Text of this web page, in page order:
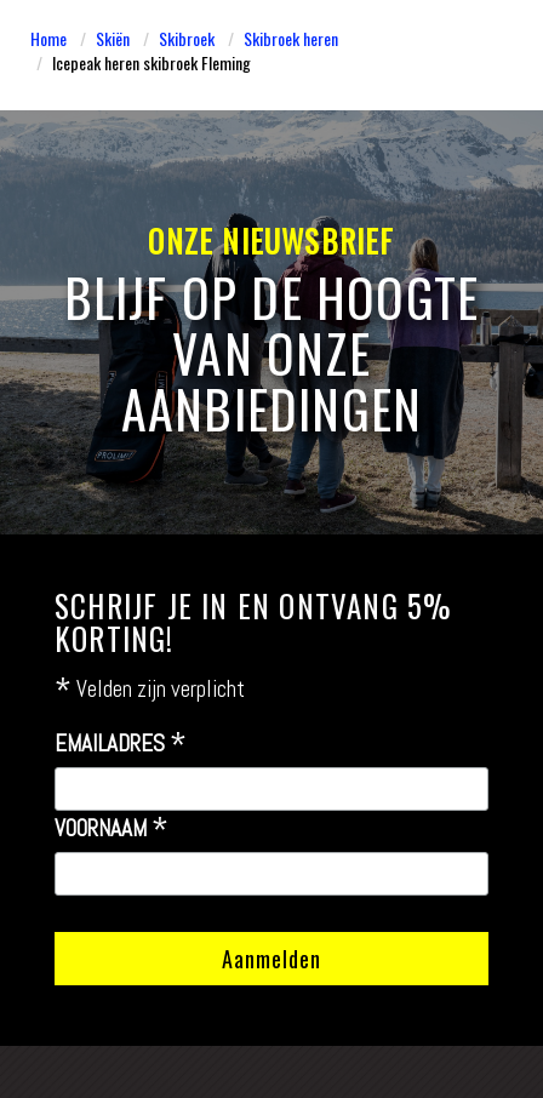
Home Skiën Skibroek
Skibroek heren
Icepeak heren skibroek Fleming
ONZE NIEUWSBRIEF
BLIJF OP DE HOOGTE
VAN ONZE
AANBIEDINGEN
SCHRIJF JE IN EN ONTVANG 5%
KORTING!
* Velden zijn verplicht
EMAILADRES *
VOORNAAM *